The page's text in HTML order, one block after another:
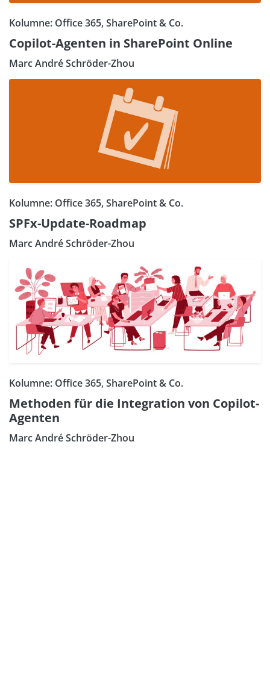
Kolumne: Office 365, SharePoint & Co.
Copilot-Agenten in SharePoint Online
Marc André Schröder-Zhou
Kolumne: Office 365, SharePoint & Co.
SPFx-Update-Roadmap
Marc André Schröder-Zhou
Kolumne: Office 365, SharePoint & Co.
Methoden für die Integration von Copilot-
Agenten
Marc André Schröder-Zhou